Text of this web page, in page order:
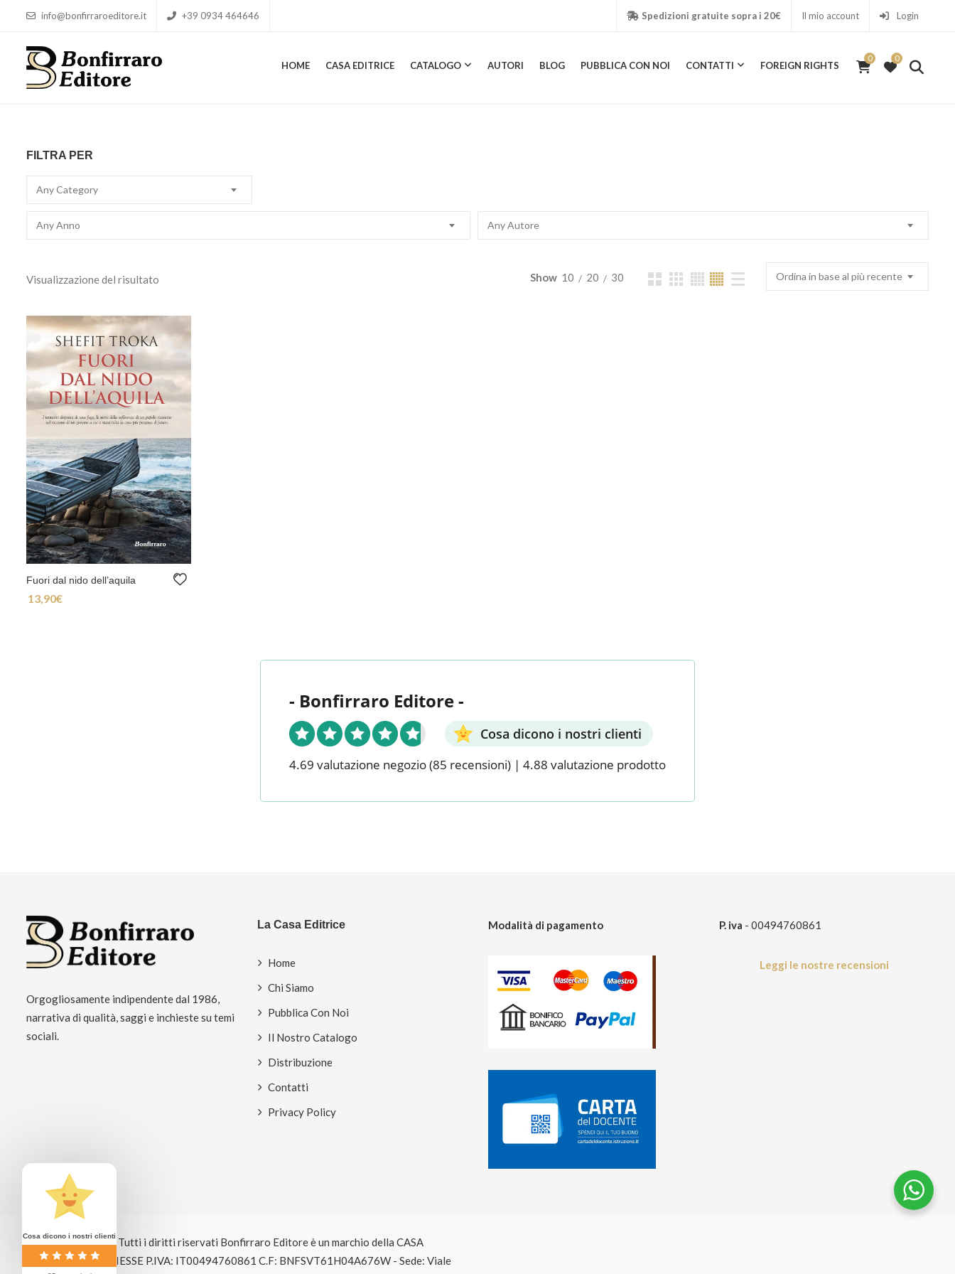
info@bonfirraroeditore.it +39 0934 464646 Spedizioni gratuite sopra i 20€ Il mio account Login
HOME CASA EDITRICE CATALOGO AUTORI BLOG PUBBLICA CON NOI CONTATTI FOREIGN RIGHTS
0
0
0
FOREIGN RIGHTS
FILTRA PER
Any Category
Any Anno Any Autore
Visualizzazione del risultato Show 10 20 30 Ordina in base al più recente
Fuori dal nido dell’aquila
13,90€
- Bonfirraro Editore -
Cosa dicono i nostri clienti
4.69 valutazione negozio(85 recensioni) | 4.88 valutazione prodotto
Orgogliosamente indipendente dal 1986,
narrativa di qualità, saggi e inchieste su temi
sociali.
La Casa Editrice
Home
Chi Siamo
Pubblica Con Noi
Il Nostro Catalogo
Distribuzione
Contatti
Privacy Policy
Modalità di pagamento P. iva - 00494760861
Leggi le nostre recensioni
© Copyright 2026 Tutti i diritti riservati Bonfirraro Editore è un marchio della CASA
EDITRICE BOSE GIESSE P.IVA: IT00494760861 C.F: BNFSVT61H04A676W - Sede: Viale
Cosa dicono i nostri clienti